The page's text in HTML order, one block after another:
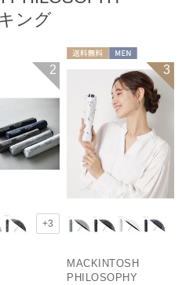
ング
2
+3
3
MACKINTOSH
PHILOSOPHY